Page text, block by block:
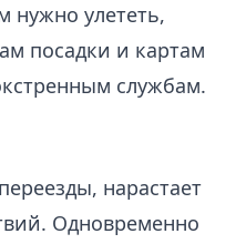
нужно улететь,
посадки и картам
службам.
нарастает
Одновременно